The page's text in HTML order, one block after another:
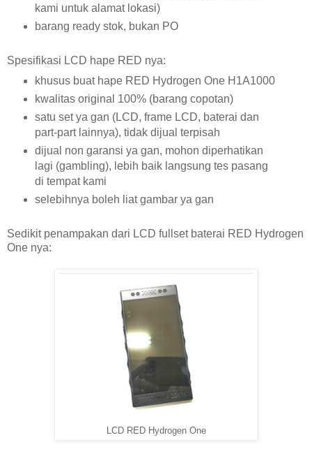
kami untuk alamat lokasi)
barang ready stok, bukan PO
Spesifikasi LCD hape RED nya:
khusus buat hape RED Hydrogen One H1A1000
kwalitas original 100% (barang copotan)
satu set ya gan (LCD, frame LCD, baterai dan
part-part lainnya), tidak dijual terpisah
dijual non garansi ya gan, mohon diperhatikan
lagi (gambling), lebih baik langsung tes pasang
di tempat kami
selebihnya boleh liat gambar ya gan
Sedikit penampakan dari LCD fullset baterai RED Hydrogen
One nya:
LCD RED Hydrogen One